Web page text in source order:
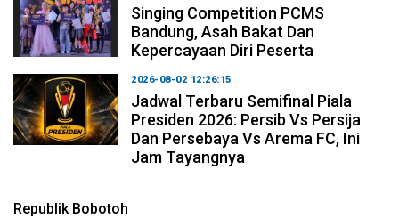
Singing Competition PCMS
Bandung, Asah Bakat Dan
Kepercayaan Diri Peserta
2026-08-02 12:26:15
Jadwal Terbaru Semifinal Piala
Presiden 2026: Persib Vs Persija
Dan Persebaya Vs Arema FC, Ini
Jam Tayangnya
Republik Bobotoh